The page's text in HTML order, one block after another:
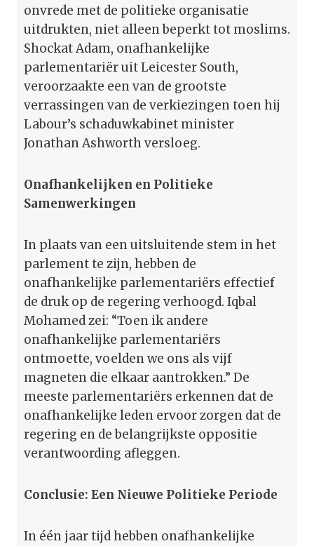
onvrede met de politieke organisatie
uitdrukten, niet alleen beperkt tot moslims.
Shockat Adam, onafhankelijke
parlementariër uit Leicester South,
veroorzaakte een van de grootste
verrassingen van de verkiezingen toen hij
Labour’s schaduwkabinet minister
Jonathan Ashworth versloeg.
Onafhankelijken en Politieke
Samenwerkingen
In plaats van een uitsluitende stem in het
parlement te zijn, hebben de
onafhankelijke parlementariërs effectief
de druk op de regering verhoogd. Iqbal
Mohamed zei: “Toen ik andere
onafhankelijke parlementariërs
ontmoette, voelden we ons als vijf
magneten die elkaar aantrokken.” De
meeste parlementariërs erkennen dat de
onafhankelijke leden ervoor zorgen dat de
regering en de belangrijkste oppositie
verantwoording afleggen.
Conclusie: Een Nieuwe Politieke Periode
In één jaar tijd hebben onafhankelijke